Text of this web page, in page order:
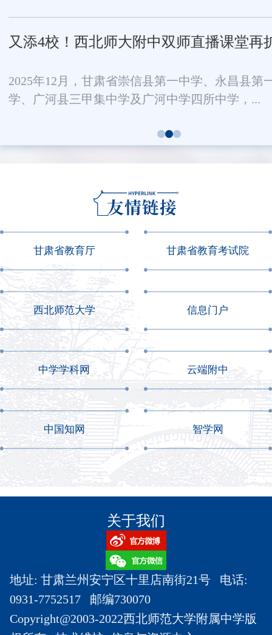
又添4校！西北师大附中双师直播课堂再
2025年12月，甘肃省崇信县第一中学、永昌县第
学、广河县三甲集中学及广河中学四所中学，...
甘肃省教育厅 甘肃省教育考试院
西北师范大学 信息门户
中学学科网 云端附中
中国知网 智学网
关于我们
地址: 甘肃兰州安宁区十里店南街21号 电话:
0931-7752517 邮编730070
Copyright@2003-2022西北师范大学附属中学版